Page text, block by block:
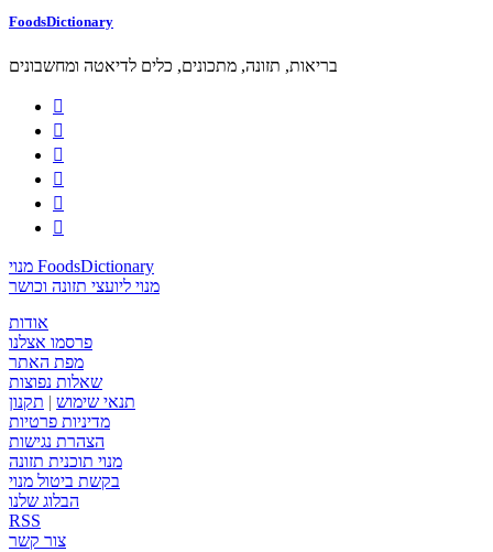
FoodsDictionary
בריאות, תזונה, מתכונים, כלים לדיאטה ומחשבונים






מנוי FoodsDictionary
מנוי ליועצי תזונה וכושר
אודות
פרסמו אצלנו
מפת האתר
שאלות נפוצות
תנאי שימוש | תקנון
מדיניות פרטיות
הצהרת נגישות
מנוי תוכנית תזונה
בקשת ביטול מנוי
הבלוג שלנו
RSS
צור קשר